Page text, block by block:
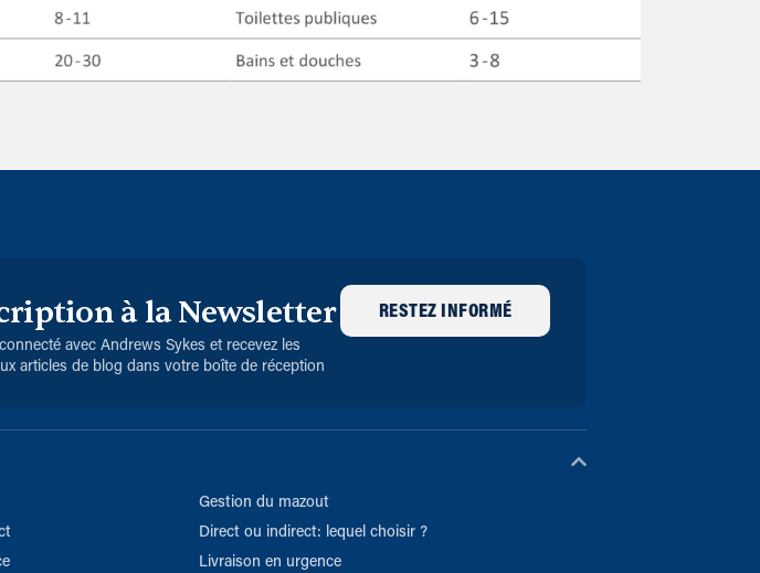
à la Newsletter
avec Andrews Sykes et recevez les
articles de blog dans votre boîte de réception
RESTEZ INFORMÉ
Gestion du mazout
Direct ou indirect: lequel choisir ?
Livraison en urgence